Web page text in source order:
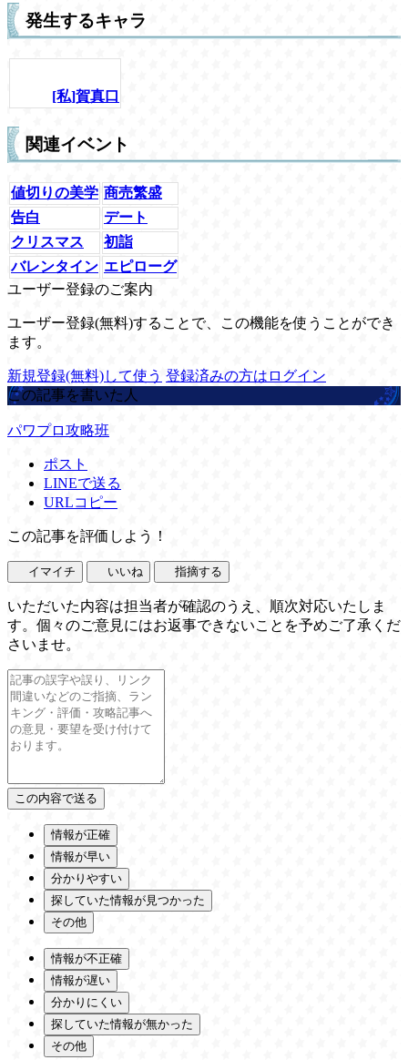
発生するキャラ
[私]賀真口
関連イベント
値切りの美学 商売繁盛
告白
デート
クリスマス
初詣
バレンタイン エピローグ
ユーザー登録のご案内
ユーザー登録(無料)することで、この機能を使うことができ
ます。
新規登録(無料)して使う 登録済みの方はログイン
この記事を書いた人
パワプロ攻略班
ポスト
LINEで送る
URLコピー
この記事を評価しよう！
イマイチ いいね 指摘する
いただいた内容は担当者が確認のうえ、順次対応いたしま
す。個々のご意見にはお返事できないことを予めご了承くだ
さいませ。
情報が正確
情報が早い
分かりやすい
探していた情報が見つかった
その他
情報が不正確
情報が遅い
分かりにくい
探していた情報が無かった
その他